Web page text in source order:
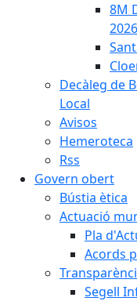
8M
2026
Decàleg de
Local
Avisos
Hemeroteca
Rss
Govern obert
Bústia ètica
Actuació
Pla
Acords
Segell